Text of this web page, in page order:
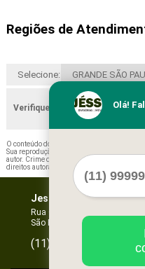
Regiões de
Selecione: GRANDE SÃO
Verifique as regiões que
O conteúdo do texto "
Sua reprodução, parcial ou total, mesmo
autor. Crime de violação de direito autoral –
direitos autorais
Jessica Forros e
Rua Oscar Horta, 269 - Mooca
São Paulo - SP - CEP: 03105-
(11)
Olá!